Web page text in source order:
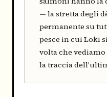
— la stretta degli
permanente su
pesce in cui Loki
volta che
la traccia